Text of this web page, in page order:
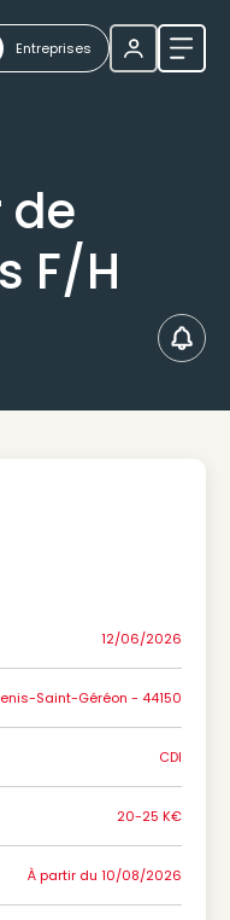
Entreprises
de
F/H
12/06/2026
Saint-Géréon - 44150
CDI
20-25 K€
À partir du 10/08/2026